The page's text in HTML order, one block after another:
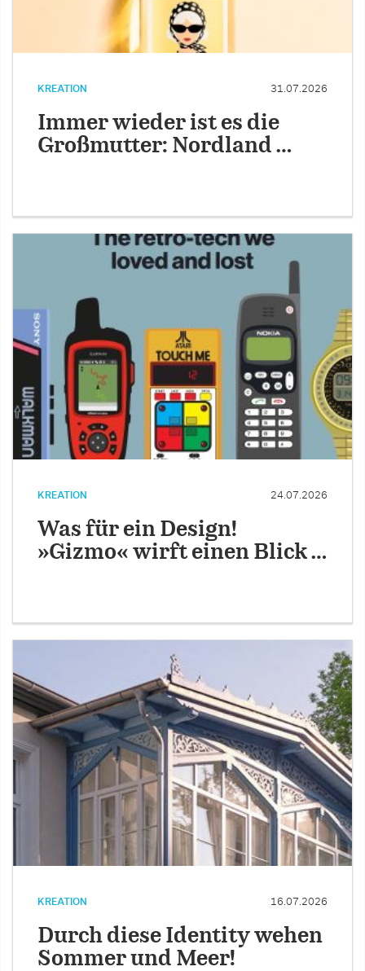
KREATION 31.07.2026
Immer wieder ist es die
Großmutter: Nordland …
KREATION 24.07.2026
Was für ein Design!
»Gizmo« wirft einen Blick …
KREATION 16.07.2026
Durch diese Identity wehen
Sommer und Meer!